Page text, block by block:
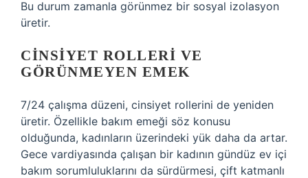
Bu durum zamanla görünmez bir sosyal izolasyon
üretir.
CINSIYET ROLLERI VE
GÖRÜNMEYEN EMEK
7/24 çalışma düzeni, cinsiyet rollerini de yeniden
üretir. Özellikle bakım emeği söz konusu
olduğunda, kadınların üzerindeki yük daha da artar.
Gece vardiyasında çalışan bir kadının gündüz ev içi
bakım sorumluluklarını da sürdürmesi, çift katmanlı